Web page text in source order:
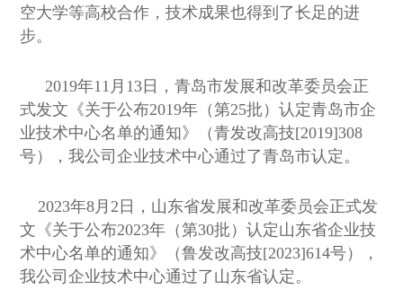
空大学等高校合作，技术成果也得到了长足的进
步。
2019年11月13日，青岛市发展和改革委员会正
式发文《关于公布2019年（第25批）认定青岛市企
业技术中心名单的通知》（青发改高技[2019]308
号），我公司企业技术中心通过了青岛市认定。
2023年8月2日，山东省发展和改革委员会正式发
文《关于公布2023年（第30批）认定山东省企业技
术中心名单的通知》（鲁发改高技[2023]614号），
我公司企业技术中心通过了山东省认定。